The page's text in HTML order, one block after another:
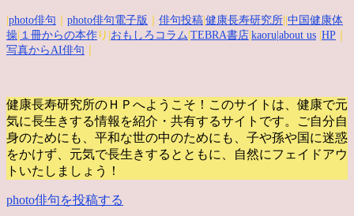
photo俳句 photo俳句電子版 俳句投稿 健康長寿研究所 中国健康体
操 １冊からの本作 り| おもしろコラム TEBRA書店 kaoru |about us HP
写真からAI俳句
健康長寿研究所のＨＰへようこそ！このサイトは、健康で元
気に長生きする情報を紹介・共有するサイトです。
ご自分自
身のためにも、平和な世の中のためにも、子や孫や国に迷惑
をかけず、元気で長生きするとともに、自然にフェイドアウ
トいたしましょう！
photo俳句を投稿する